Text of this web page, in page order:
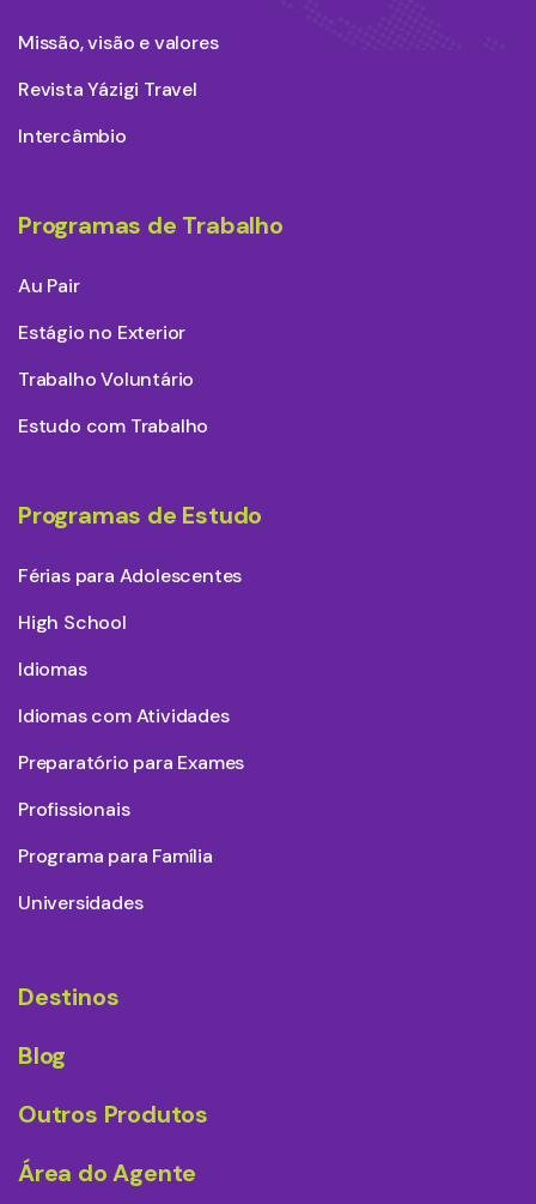
Missão, visão e valores
Revista Yázigi Travel
Intercâmbio
Programas de Trabalho
Au Pair
Estágio no Exterior
Trabalho Voluntário
Estudo com Trabalho
Programas de Estudo
Férias para Adolescentes
High School
Idiomas
Idiomas com Atividades
Preparatório para Exames
Profissionais
Programa para Família
Universidades
Destinos
Blog
Outros Produtos
Área do Agente